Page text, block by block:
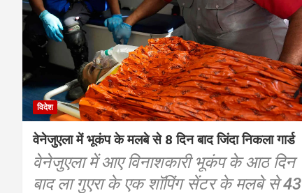
विदेश
वेनेजुएला में भूकंप के मलबे से 8 दिन बाद जिंदा निकला गार्ड
वेनेजुएला में आए विनाशकारी भूकंप के आठ दिन
बाद ला गुएरा के एक शॉपिंग सेंटर के मलबे से 43